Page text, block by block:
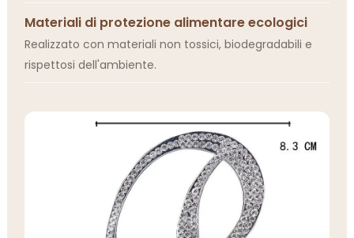
Materiali di protezione alimentare ecologici
Realizzato con materiali non tossici, biodegradabili e
rispettosi dell'ambiente.